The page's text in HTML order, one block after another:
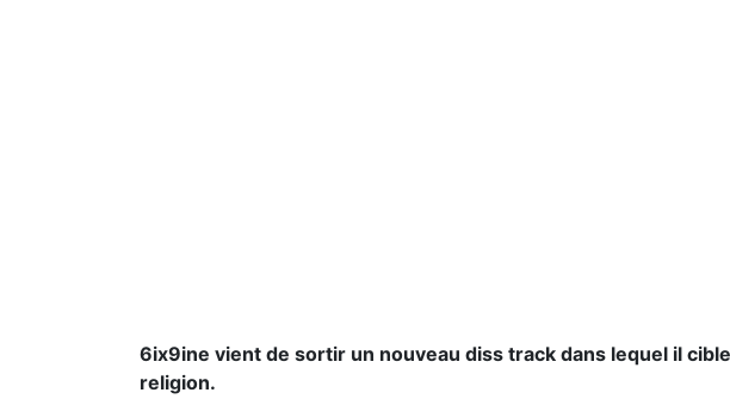
6ix9ine vient de sortir un nouveau diss track dans lequel il
religion.